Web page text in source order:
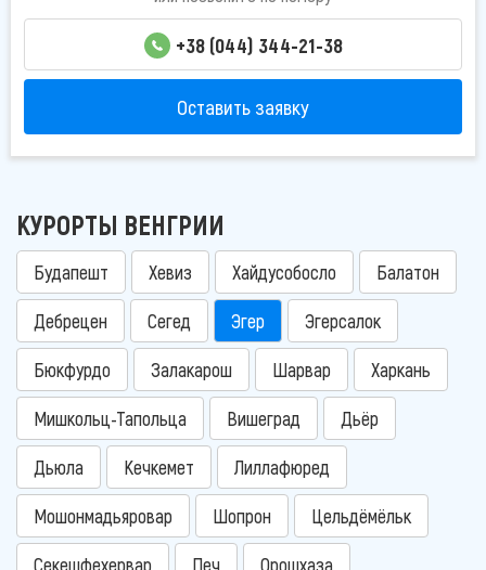
+38 (044) 344-21-38
Оставить заявку
КУРОРТЫ ВЕНГРИИ
Будапешт Хевиз Хайдусобосло Балатон
Дебрецен Сегед Эгер Эгерсалок
Бюкфурдо Залакарош Шарвар Харкань
Мишкольц-Тапольца Вишеград Дьёр
Дьюла Кечкемет Лиллафюред
Мошонмадьяровар Шопрон Цельдёмёльк
Секешфехервар Печ Орошхаза